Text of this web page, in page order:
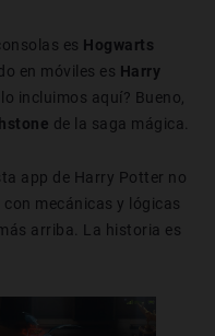
es Hogwarts
en móviles es Harry
lo incluimos aquí? Bueno,
de la saga mágica.
app de Harry Potter no
con mecánicas y lógicas
arriba. La historia es